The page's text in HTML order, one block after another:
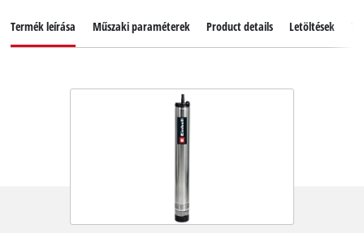
Termék leírása Műszaki paraméterek Product details Letöltések